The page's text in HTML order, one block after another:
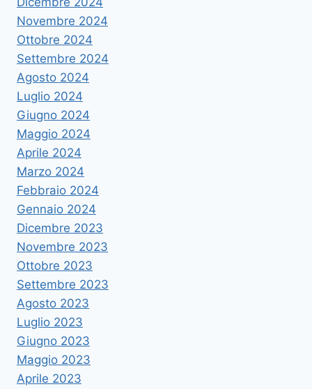
Novembre 2024
Ottobre 2024
Settembre 2024
Agosto 2024
Luglio 2024
Giugno 2024
Maggio 2024
Aprile 2024
Marzo 2024
Febbraio 2024
Gennaio 2024
Dicembre 2023
Novembre 2023
Ottobre 2023
Settembre 2023
Agosto 2023
Luglio 2023
Giugno 2023
Maggio 2023
Aprile 2023